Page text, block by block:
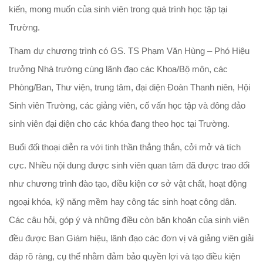
kiến, mong muốn của sinh viên trong quá trình học tập tại
Trường.
Tham dự chương trình có GS. TS Phạm Văn Hùng – Phó Hiệu
trưởng Nhà trường cùng lãnh đạo các Khoa/Bộ môn, các
Phòng/Ban, Thư viện, trung tâm, đại diện Đoàn Thanh niên, Hội
Sinh viên Trường, các giảng viên, cố vấn học tập và đông đảo
sinh viên đại diện cho các khóa đang theo học tại Trường.
Buổi đối thoại diễn ra với tinh thần thẳng thắn, cởi mở và tích
cực. Nhiều nội dung được sinh viên quan tâm đã được trao đổi
như chương trình đào tạo, điều kiện cơ sở vật chất, hoạt động
ngoại khóa, kỹ năng mềm hay công tác sinh hoạt công dân.
Các câu hỏi, góp ý và những điều còn băn khoăn của sinh viên
đều được Ban Giám hiệu, lãnh đạo các đơn vị và giảng viên giải
đáp rõ ràng, cụ thể nhằm đảm bảo quyền lợi và tạo điều kiện